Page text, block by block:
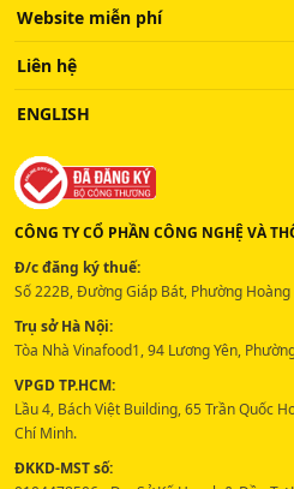
Website miễn phí
Liên hệ
ENGLISH
CÔNG TY CỔ PHẦN CÔNG NGHỆ VÀ
Đ/c đăng ký thuế:
Số 222B, Đường Giáp Bát, Phường Hoàng
Trụ sở Hà Nội:
Tòa Nhà Vinafood1, 94 Lương Yên,
VPGD TP.HCM:
Lầu 4, Bách Việt Building, 65 Trần Quốc
Chí Minh.
ĐKKD-MST số: